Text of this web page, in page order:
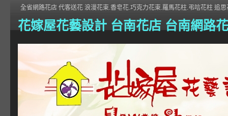
花嫁屋花藝設計 台南花店 台南網路
全省網路花店 代客送花 浪漫花束.香皂花.巧克力花束.羅馬花柱.弔唁花柱 追